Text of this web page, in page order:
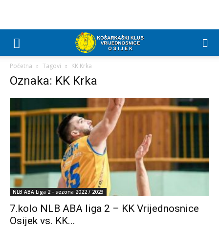
Početna Tagovi KK Krka
Oznaka: KK Krka
NLB ABA Liga 2 - sezona 2022 / 2023
7.kolo NLB ABA liga 2 – KK Vrijednosnice
Osijek vs. KK...